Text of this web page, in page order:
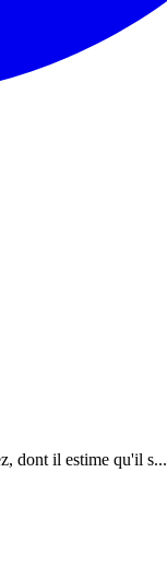
dont il estime qu'il s...